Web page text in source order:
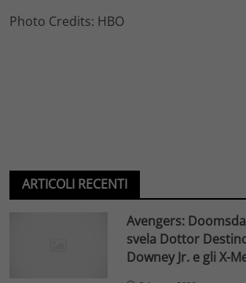
Photo Credits: HBO
ARTICOLI RECENTI
Avengers:
svela Dottor
Downey Jr. e gli X-